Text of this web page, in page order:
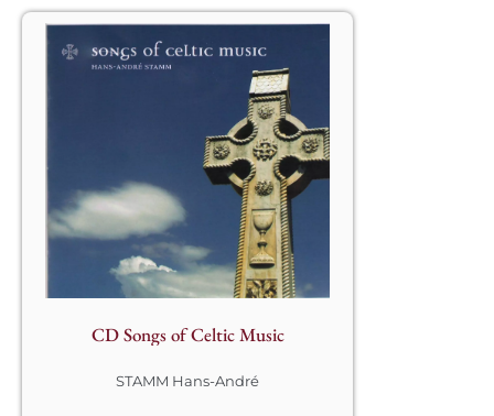
Chants et musique celtes. L’héritage
musical des peuples d’Irlande,
d’Ecosse et de Bretagne a trouvé sa
place dans la musique européenne.
La richesse de leur musique et leurs
chants témoigne d’une grande
sensibilité mystique.
Trois mélodies sont interprétées par
un chœur et deux autres en solo.
traduire le caractère à la fois méditatif
celtique, flûte irlandaise.
CD Songs of Celtic Music
STAMM Hans-André